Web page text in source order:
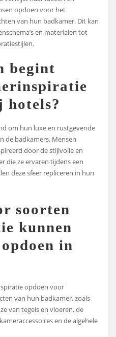
opdoen voor het
van hun badkamer. Dit kan
en materialen tot
begint
hotels?
om hun luxe en rustgevende
de badkamers. Mensen
door de stijlvolle en
die ze ervaren tijdens een
deze sfeer repliceren in hun
soorten
kunnen
in
opdoen voor
van hun badkamer, zoals
van tegels en vloeren, de
en de algehele